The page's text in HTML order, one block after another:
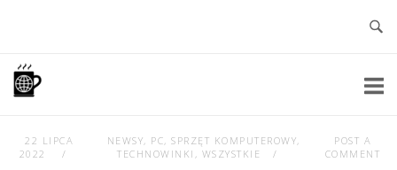
content
Home
22 LIPCA
2022
NEWSY, PC,SPRZĘT KOMPUTEROWY,
TECHNOWINKI , WSZYSTKIE
POST A
COMMENT